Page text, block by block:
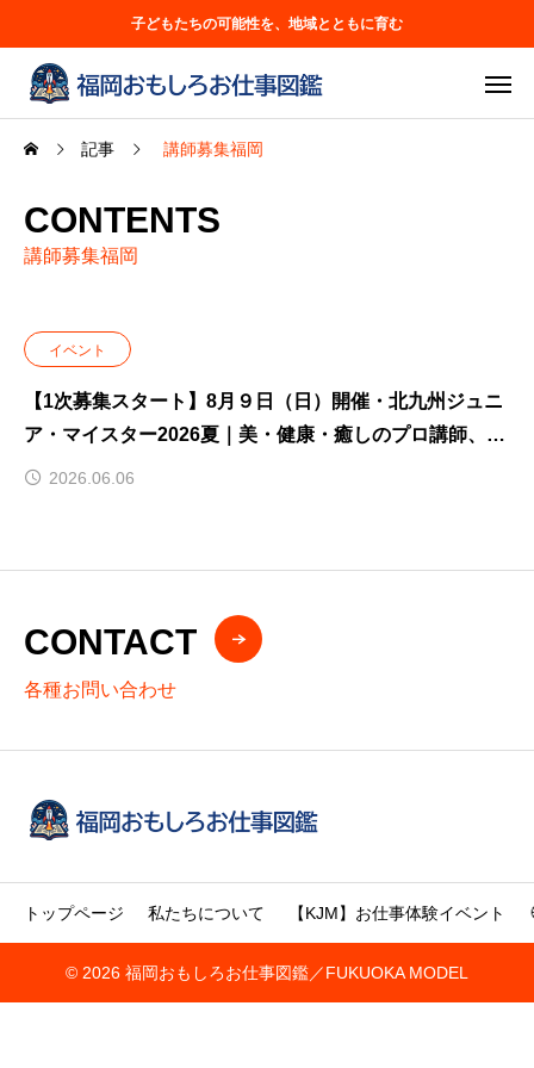
子どもたちの可能性を、地域とともに育む
記事 講師募集福岡
CONTENTS
講師募集福岡
イベント
【1次募集スタート】8月９日（日）開催・北九州ジュニ
ア・マイスター2026夏｜美・健康・癒しのプロ講師、限
定募集！
2026.06.06
CONTACT
各種お問い合わせ
トップページ 私たちについて 【KJM】お仕事体験イベント
© 2026 福岡おもしろお仕事図鑑／FUKUOKA MODEL